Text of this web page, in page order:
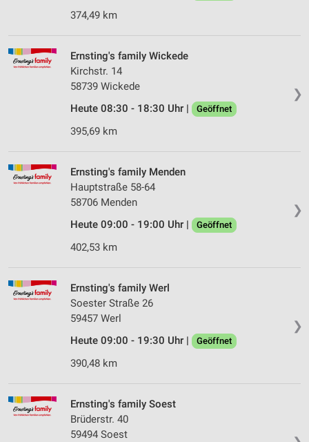
374,49 km
❯
Ernsting's family Wickede
Kirchstr. 14
58739 Wickede
Heute 08:30 - 18:30 Uhr |
Geöffnet
395,69 km
❯
Ernsting's family Menden
Hauptstraße 58-64
58706 Menden
Heute 09:00 - 19:00 Uhr |
Geöffnet
402,53 km
❯
Ernsting's family Werl
Soester Straße 26
59457 Werl
Heute 09:00 - 19:30 Uhr |
Geöffnet
390,48 km
Ernsting's family Soest
Brüderstr. 40
59494 Soest